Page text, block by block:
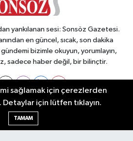
yankılanan sesi: Sonsöz Gazetesi.
en güncel, sıcak, son dakika
bizimle okuyun, yorumlayın,
sadece haber değil, bir bilinçtir.
sağlamak için çerezlerden
Detaylar için lütfen tıklayın.
TAMAM